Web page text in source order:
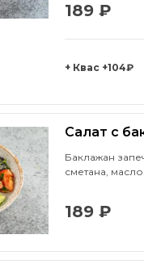
189 ₽
+ Квас +104₽
Салат с
Баклажан
сметана,
189 ₽